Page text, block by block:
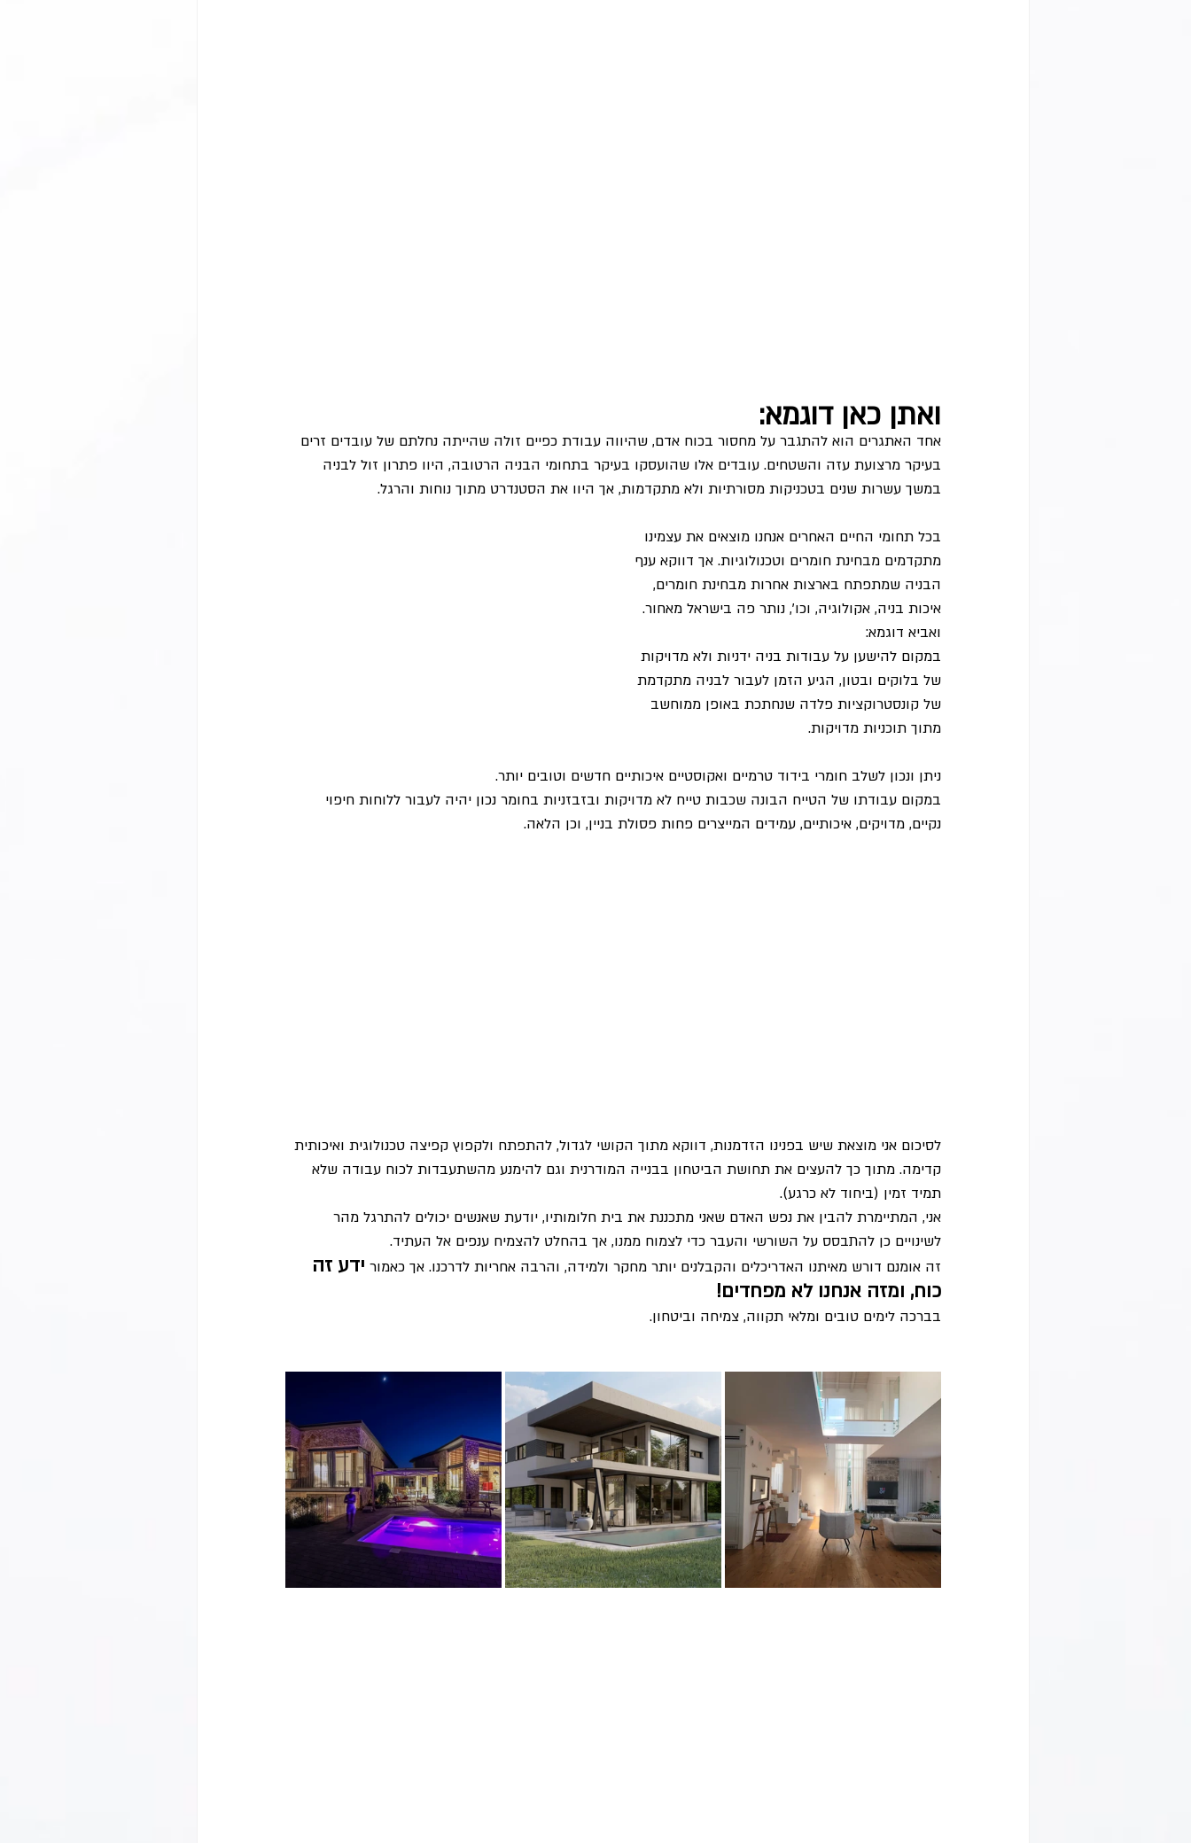
ואתן כאן דוגמא:
אחד האתגרים הוא להתגבר על מחסור בכוח אדם, שהיווה עבודת כפיים זולה שהייתה נחלתם של עובדים זרים
בעיקר מרצועת עזה והשטחים. עובדים אלו שהועסקו בעיקר בתחומי הבניה הרטובה, היוו פתרון זול לבניה
במשך עשרות שנים בטכניקות מסורתיות ולא מתקדמות, אך היוו את הסטנדרט מתוך נוחות והרגל.
בכל תחומי החיים האחרים אנחנו מוצאים את עצמינו
מתקדמים מבחינת חומרים וטכנולוגיות. אך דווקא ענף
הבניה שמתפתח בארצות אחרות מבחינת חומרים,
איכות בניה, אקולוגיה, וכו', נותר פה בישראל מאחור.
ואביא דוגמא:
במקום להישען על עבודות בניה ידניות ולא מדויקות
של בלוקים ובטון, הגיע הזמן לעבור לבניה מתקדמת
של קונסטרוקציות פלדה שנחתכת באופן ממוחשב
מתוך תוכניות מדויקות.
ניתן ונכון לשלב חומרי בידוד טרמיים ואקוסטיים איכותיים חדשים וטובים יותר.
במקום עבודתו של הטייח הבונה שכבות טייח לא מדויקות ובזבזניות בחומר נכון יהיה לעבור ללוחות חיפוי
נקיים, מדויקים, איכותיים, עמידים המייצרים פחות פסולת בניין, וכן הלאה.
לסיכום אני מוצאת שיש בפנינו הזדמנות, דווקא מתוך הקושי לגדול, להתפתח ולקפוץ קפיצה טכנולוגית ואיכותית
קדימה. מתוך כך להעצים את תחושת הביטחון בבנייה המודרנית וגם להימנע מהשתעבדות לכוח עבודה שלא
תמיד זמין (ביחוד לא כרגע).
אני, המתיימרת להבין את נפש האדם שאני מתכננת את בית חלומותיו, יודעת שאנשים יכולים להתרגל מהר
לשינויים כן להתבסס על השורשי והעבר כדי לצמוח ממנו, אך בהחלט להצמיח ענפים אל העתיד.
זה אומנם דורש מאיתנו האדריכלים והקבלנים יותר מחקר ולמידה, והרבה אחריות לדרכנו. אך כאמור ידע זה
כוח, ומזה אנחנו לא מפחדים!
בברכה לימים טובים ומלאי תקווה, צמיחה וביטחון.